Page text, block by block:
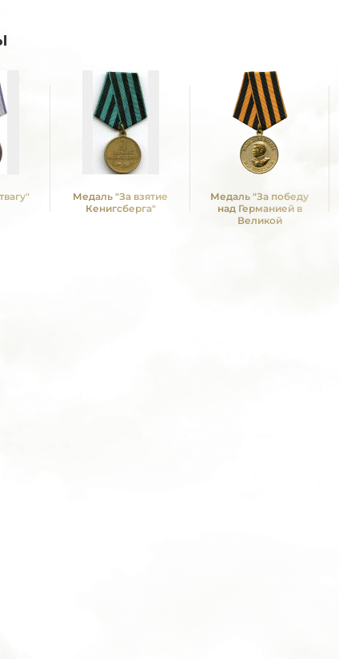
Медаль "За взятие
Кенигсберга"
Медаль "За победу
над Германией в
Великой